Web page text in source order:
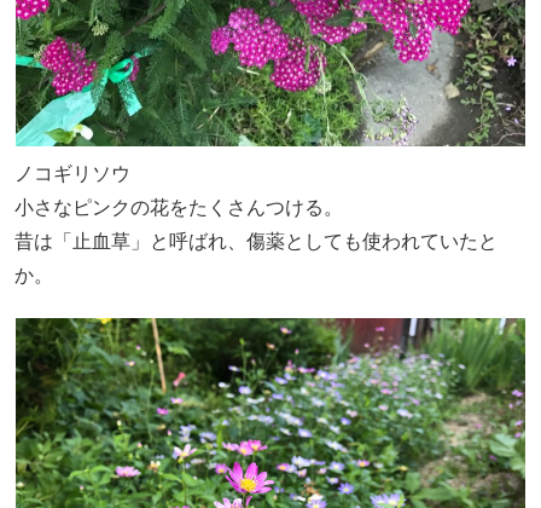
ノコギリソウ
小さなピンクの花をたくさんつける。
昔は「止血草」と呼ばれ、傷薬としても使われていたと
か。